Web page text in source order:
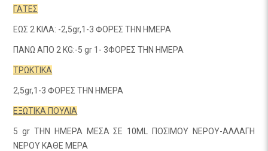
ΓΑΤΕΣ
ΕΩΣ 2 ΚΙΛΑ: -2,5gr,1-3 ΦΟΡΕΣ ΤΗΝ ΗΜΕΡΑ
ΠΑΝΩ ΑΠΟ 2 KG:-5 gr 1- 3ΦΟΡΕΣ ΤΗΝ ΗΜΕΡΑ
ΤΡΩΚΤΙΚΑ
2,5gr,1-3 ΦΟΡΕΣ ΤΗΝ ΗΜΕΡΑ
ΕΞΩΤΙΚΑ ΠΟΥΛΙΑ
5 gr ΤΗΝ ΗΜΕΡΑ ΜΕΣΑ ΣΕ 10ML ΠΟΣΙΜΟΥ ΝΕΡΟΥ-ΑΛΛΑΓΗ
ΝΕΡΟΥ ΚΑΘΕ ΜΕΡΑ